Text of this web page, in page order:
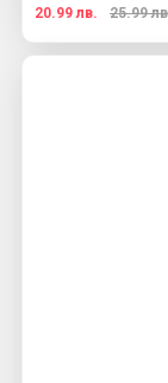
20.99 лв. 25.99